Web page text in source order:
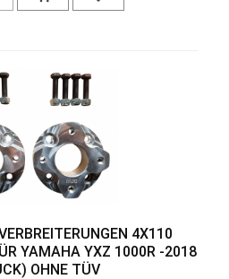
4X110
YAMAHA YXZ 1000R -2018
OHNE TÜV